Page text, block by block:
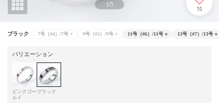
1/5
51
ブラック 7号（#4）/7号 × 9号（#5）/9号 × 11号（#6）/11号 ○ 13号（#7）/13号 ○
バリエーション
ピンクゴー
ルド
ブラック